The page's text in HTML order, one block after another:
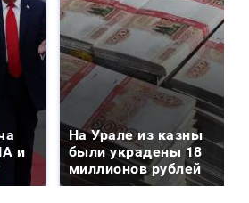
и
На Урале из казны
были украдены 18
миллионов рублей